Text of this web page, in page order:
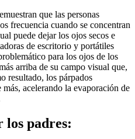
que las personas
frecuencia cuando se concentran
puede dejar los ojos secos e
de escritorio y portátiles
para los ojos de los
arriba de su campo visual que,
resultado, los párpados
acelerando la evaporación de
los padres: